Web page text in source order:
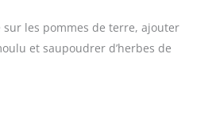
sur les pommes de terre, ajouter
et saupoudrer d’herbes de